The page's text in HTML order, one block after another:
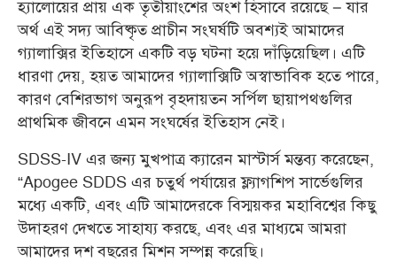
হ্যালোয়ের প্রায় এক তৃতীয়াংশের অংশ হিসাবে রয়েছে – যার
অর্থ এই সদ্য আবিষ্কৃত প্রাচীন সংঘর্ষটি অবশ্যই আমাদের
গ্যালাক্সির ইতিহাসে একটি বড় ঘটনা হয়ে দাঁড়িয়েছিল। এটি
ধারণা দেয়, হয়ত আমাদের গ্যালাক্সিটি অস্বাভাবিক হতে পারে,
কারণ বেশিরভাগ অনুরূপ বৃহদায়তন সর্পিল ছায়াপথগুলির
প্রাথমিক জীবনে এমন সংঘর্ষের ইতিহাস নেই।
SDSS-IV এর জন্য মুখপাত্র ক্যারেন মাস্টার্স মন্তব্য করেছেন,
“Apogee SDDS এর চতুর্থ পর্যায়ের ফ্ল্যাগশিপ সার্ভেগুলির
মধ্যে একটি, এবং এটি আমাদেরকে বিস্ময়কর মহাবিশ্বের কিছু
উদাহরণ দেখতে সাহায্য করছে, এবং এর মাধ্যমে আমরা
আমাদের দশ বছরের মিশন সম্পন্ন করেছি।